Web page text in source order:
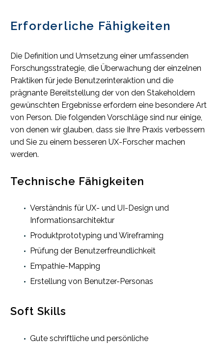
Erforderliche Fähigkeiten
Die Definition und Umsetzung einer umfassenden
Forschungsstrategie, die Überwachung der einzelnen
Praktiken für jede Benutzerinteraktion und die
prägnante Bereitstellung der von den Stakeholdern
gewünschten Ergebnisse erfordern eine besondere Art
von Person. Die folgenden Vorschläge sind nur einige,
von denen wir glauben, dass sie Ihre Praxis verbessern
und Sie zu einem besseren UX-Forscher machen
werden.
Technische Fähigkeiten
Verständnis für UX- und UI-Design und
Informationsarchitektur
Produktprototyping und Wireframing
Prüfung der Benutzerfreundlichkeit
Empathie-Mapping
Erstellung von Benutzer-Personas
Soft Skills
Gute schriftliche und persönliche